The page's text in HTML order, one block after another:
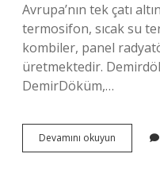
Avrupa’nın tek çatı
termosifon, sıcak su
kombiler, panel
üretmektedir.
DemirDöküm,…
Devamını okuyun
İSrail